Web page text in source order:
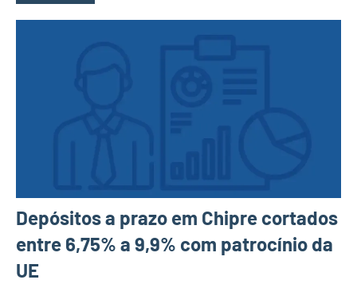
Depósitos a prazo em Chipre cortados
entre 6,75% a 9,9% com patrocínio da
UE